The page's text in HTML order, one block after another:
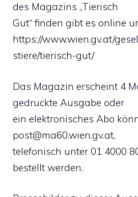
des Magazins „Tierisch
Gut“ finden gibt es online
https://www.wien.gv.at/
stiere/tierisch-gut/
Das Magazin erscheint 4
gedruckte Ausgabe oder
ein elektronisches Abo
post@ma60.wien.gv.at,
telefonisch unter 01 4000
bestellt werden.